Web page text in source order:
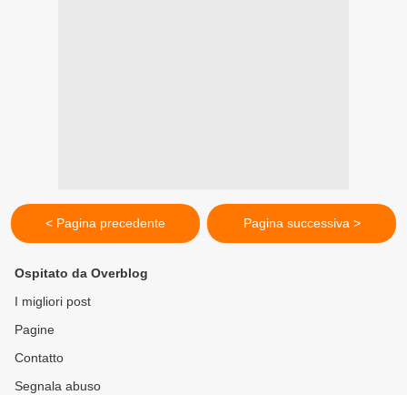
< Pagina precedente Pagina successiva >
Ospitato da Overblog
I migliori post
Pagine
Contatto
Segnala abuso